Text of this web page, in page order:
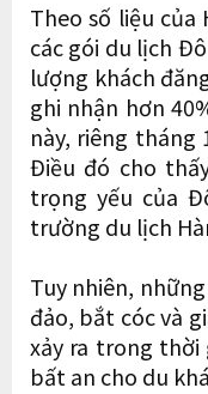
Theo số liệu của
các gói du lịch
lượng khách
ghi nhận hơn
này, riêng tháng
Điều đó cho
trọng yếu của
trường du lịch
Tuy nhiên,
đảo, bắt cóc và
xảy ra trong thời
bất an cho du